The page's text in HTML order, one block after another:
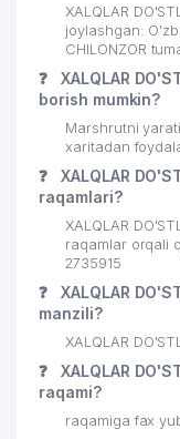
XALQLAR
joylashgan:
CHILONZOR
❓
XALQLAR
borish mumkin?
Marshrutni
xaritadan
❓
XALQLAR
raqamlari?
XALQLAR
raqamlar orqali
2735915
❓
XALQLAR
manzili?
XALQLAR
❓
XALQLAR
raqami?
raqamiga fax